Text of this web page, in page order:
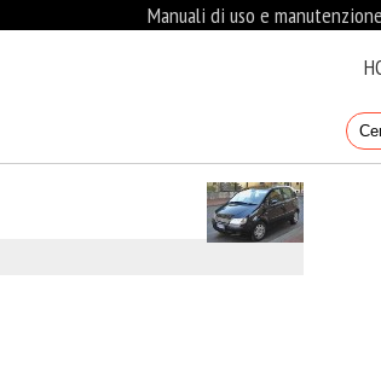
Manuali di uso e